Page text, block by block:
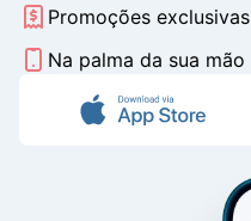
Promoções exclusivas
Na palma da sua mão